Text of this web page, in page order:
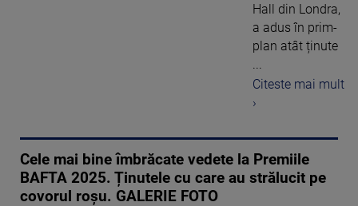
Hall din Londra,
a adus în prim-
plan atât ținute
...
Citeste mai mult
›
Cele mai bine îmbrăcate vedete la Premiile
BAFTA 2025. Ținutele cu care au strălucit pe
covorul roșu. GALERIE FOTO